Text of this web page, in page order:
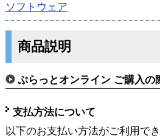
ソフトウェア
商品説明
ぷらっとオンライン ご購入の
支払方法について
以下のお支払い方法がご利用で